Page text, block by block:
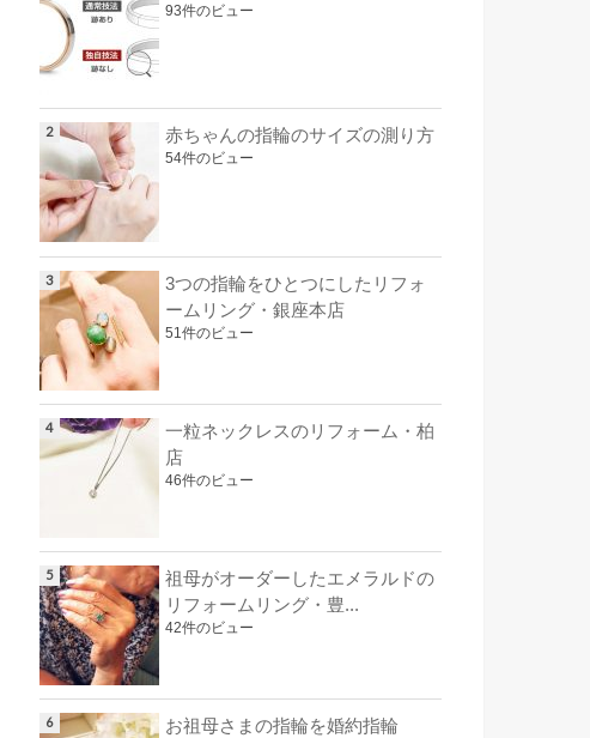
93件のビュー
赤ちゃんの指輪のサイズの測り方
54件のビュー
3つの指輪をひとつにしたリフォ
ームリング・銀座本店
51件のビュー
一粒ネックレスのリフォーム・柏
店
46件のビュー
祖母がオーダーしたエメラルドの
リフォームリング・豊...
42件のビュー
お祖母さまの指輪を婚約指輪